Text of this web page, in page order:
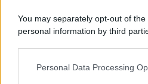
You may separately opt-out of
personal information by third
This information may also be
Personal Data Processing